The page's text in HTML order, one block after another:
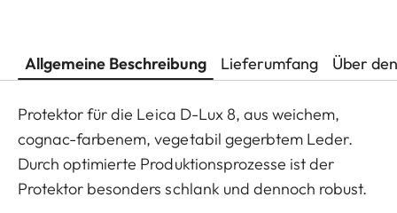
Allgemeine Beschreibung Lieferumfang Über
Protektor für die Leica D-Lux 8, aus weichem,
cognac-farbenem, vegetabil gegerbtem Leder.
Durch optimierte Produktionsprozesse ist der
Protektor besonders schlank und dennoch robust.